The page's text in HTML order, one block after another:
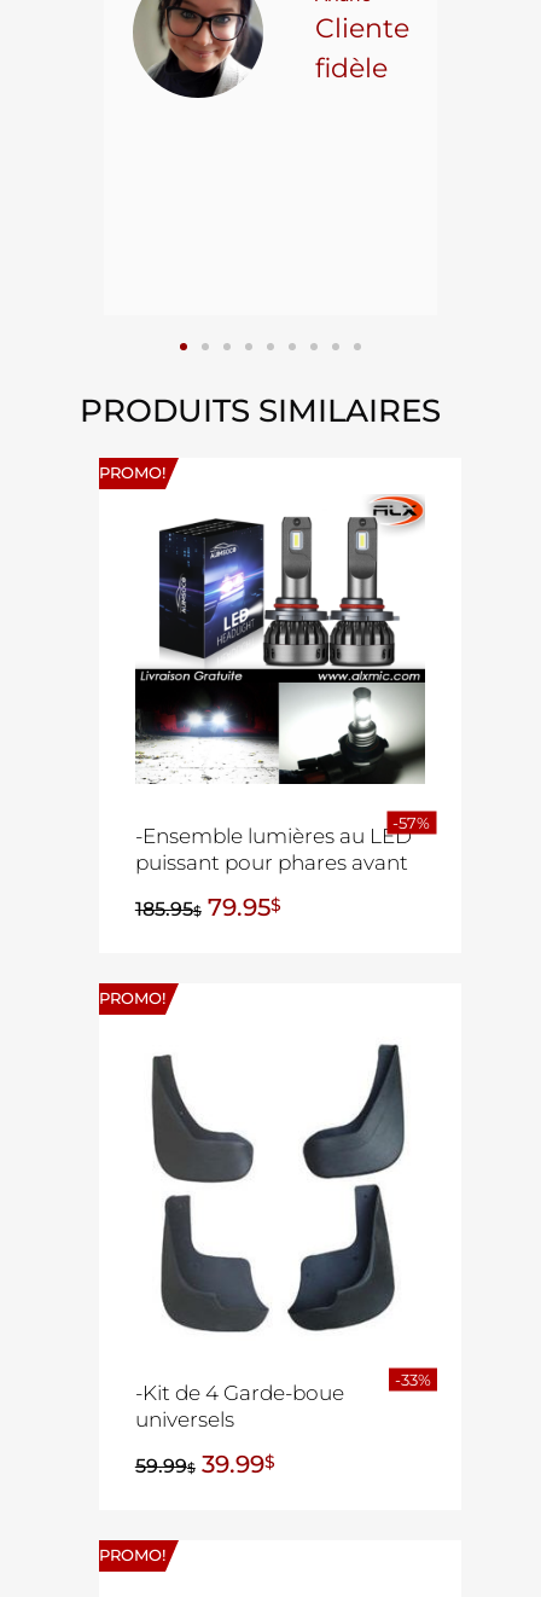
Cliente
fidèle
PRODUITS SIMILAIRES
PROMO!
-Ensemble lumières au LED
puissant pour phares avant
185.95$ 79.95$
-57%
PROMO!
-Kit de 4 Garde-boue
universels
59.99$ 39.99$
-33%
PROMO!